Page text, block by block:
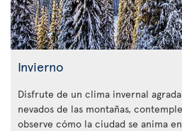
Invierno
Disfrute de un clima invernal
nevados de las montañas,
observe cómo la ciudad se anima